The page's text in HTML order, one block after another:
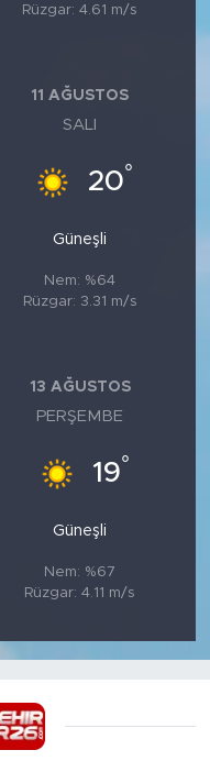
Rüzgar: 4.61 m/s
11 AĞUSTOS
SALI
20°
Güneşli
Nem: %64
Rüzgar: 3.31 m/s
13 AĞUSTOS
PERŞEMBE
19°
Güneşli
Nem: %67
Rüzgar: 4.11 m/s